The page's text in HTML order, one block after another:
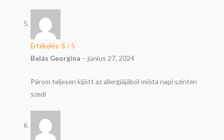
Értékelés:5 / 5
Balás Georgina – június 27, 2024
Párom teljesen kijött az allergiájából mióta napi szinten
szedi